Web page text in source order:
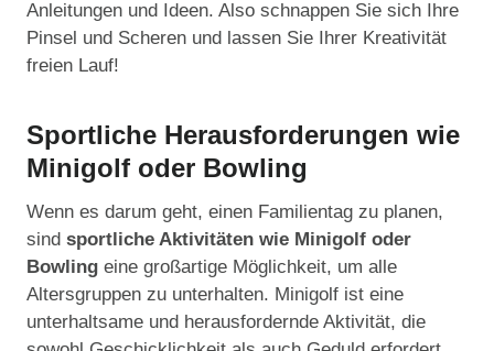
Anleitungen und Ideen. Also schnappen Sie sich Ihre
Pinsel und Scheren und lassen Sie Ihrer Kreativität
freien Lauf!
Sportliche Herausforderungen wie
Minigolf oder Bowling
Wenn es darum geht, einen Familientag zu planen,
sind sportliche Aktivitäten wie Minigolf oder
Bowling eine großartige Möglichkeit, um alle
Altersgruppen zu unterhalten. Minigolf ist eine
unterhaltsame und herausfordernde Aktivität, die